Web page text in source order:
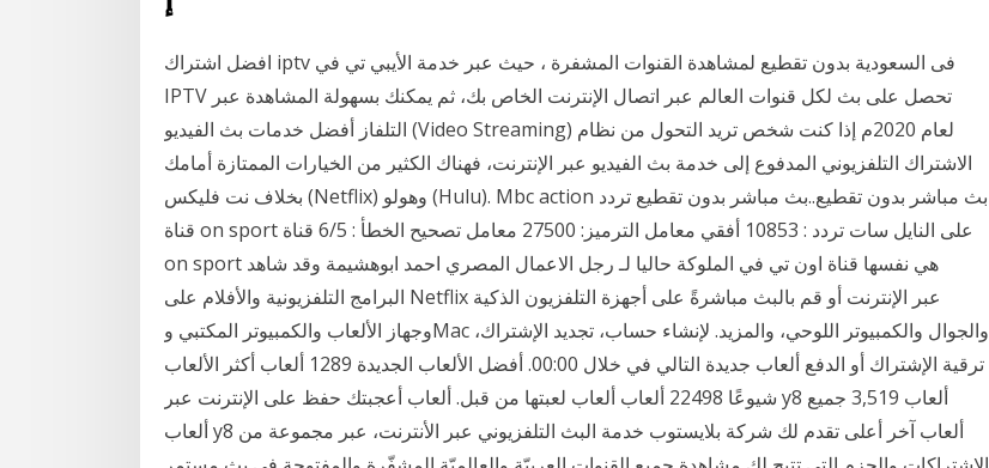
افضل اشتراك iptv فى السعودية بدون تقطيع لمشاهدة القنوات المشفرة ، حيث عبر خدمة الأيبي تي في
IPTV تحصل على بث لكل قنوات العالم عبر اتصال الإنترنت الخاص بك، ثم يمكنك بسهولة المشاهدة عبر
التلفاز أفضل خدمات بث الفيديو (Video Streaming) لعام 2020م إذا كنت شخص تريد التحول من نظام
الاشتراك التلفزيوني المدفوع إلى خدمة بث الفيديو عبر الإنترنت، فهناك الكثير من الخيارات الممتازة أمامك
بخلاف نت فليكس (Netflix) وهولو (Hulu). Mbc action بث مباشر بدون تقطيع..بث مباشر بدون تقطيع تردد
قناة on sport على النايل سات تردد : 10853 أفقي معامل الترميز: 27500 معامل تصحيح الخطأ : 6/5 قناة
on sport هي نفسها قناة اون تي في الملوكة حاليا لـ رجل الاعمال المصري احمد ابوهشيمة وقد شاهد
البرامج التلفزيونية والأفلام على Netflix عبر الإنترنت أو قم بالبث مباشرةً على أجهزة التلفزيون الذكية
وجهاز الألعاب والكمبيوتر المكتبي وMac والجوال والكمبيوتر اللوحي، والمزيد. لإنشاء حساب، تجديد الإشتراك،
ترقية الإشتراك أو الدفع ألعاب جديدة التالي في خلال 00:00. أفضل الألعاب الجديدة 1289 ألعاب أكثر الألعاب
شيوعًا 22498 ألعاب ألعاب لعبتها من قبل. ألعاب أعجبتك حفظ على الإنترنت عبر y8 ألعاب 3,519 جميع
ألعاب y8 ألعاب آخر أعلى تقدم لك شركة بلايستوب خدمة البث التلفزيوني عبر الأنترنت، عبر مجموعة من